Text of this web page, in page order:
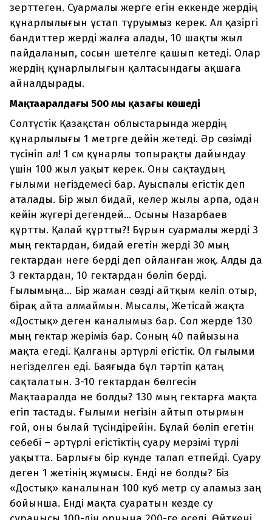
зерттеген. Суармалы жерге егін еккенде жердің
құнарлылығын ұстап тұруымыз керек. Ал қазіргі
бандиттер жерді жалға алады, 10 шақты жыл
пайдаланып, сосын шетелге қашып кетеді. Олар
жердің құнарлылығын қалтасындағы ақшаға
айналдырады.
Мақтааралдағы 500 мың қазағың көшеді
Солтүстік Қазақстан облыстарында жердің
құнарлылығы 1 метрге дейін жетеді. Әр сөзімді
түсініп ал! 1 см құнарлы топырақты дайындау
үшін 100 жыл уақыт керек. Оны сақтаудың
ғылыми негіздемесі бар. Ауыспалы егістік деп
аталады. Бір жыл бидай, келер жылы арпа, одан
кейін жүгері дегендей… Осыны Назарбаев
құртты. Қалай құртты?! Бұрын суармалы жерді 3
мың гектардан, бидай егетін жерді 30 мың
гектардан неге берді деп ойланған жоқ. Алды да
3 гектардан, 10 гектардан бөліп берді.
Ғылымыңа… Бір жаман сөзді айтқым келіп отыр,
бірақ айта алмаймын. Мысалы, Жетісай жақта
«Достық» деген каналымыз бар. Сол жерде 130
мың гектар жеріміз бар. Соның 40 пайызына
мақта егеді. Қалғаны әртүрлі егістік. Ол ғылыми
негізделген еді. Баяғыда бұл тәртіп қатаң
сақталатын. 3-10 гектардан бөлгесін
Мақтааралда не болды? 130 мың гектарға мақта
егіп тастады. Ғылыми негізін айтып отырмын
ғой, оны былай түсіндірейін. Бұлай бөліп егетін
себебі – әртүрлі егістіктің суару мерзімі түрлі
уақытта. Барлығы бір күнде талап етпейді. Суару
деген 1 жетінің жұмысы. Енді не болды? Біз
«Достық» каналынан 100 куб метр су аламыз заң
бойынша. Енді мақта суаратын кезде су